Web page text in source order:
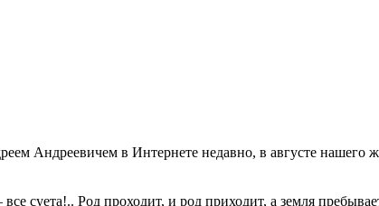
Андреевичем в Интернете недавно, в августе нашего
все суета!.. Род проходит, и род приходит, а земля